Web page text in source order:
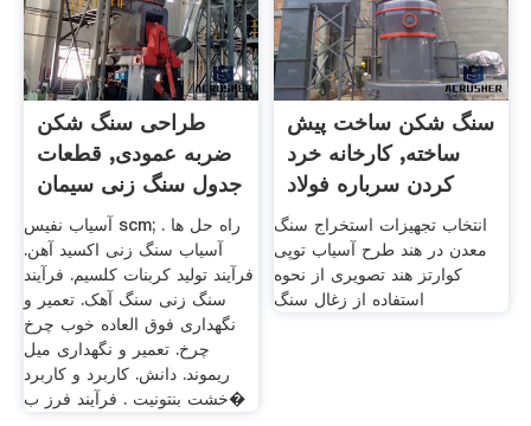
طراحی سنگ شکن
ضربه عمودی, قطعات
جدول سنگ زنی سیمان
آسیاب نفیس scm; راه حل ها .
آسیاب سنگ زنی اکسید آهن.
فرآیند تولید کربنات کلسیم. فرآیند
سنگ زنی سنگ آهک. تعمیر و
نگهداری فوق العاده خوب چرخ
چرخ. تعمیر و نگهداری میل
ریموند. دانش. کاربرد و کاربرد
خشت بنتونیت . فرآیند فرز ب�
سنگ شکن ساخت پیش
ساخته, کارخانه خرد
کردن سرباره فولاد
انتخاب تجهیزات استخراج سنگ
معدن در هند طرح آسیاب توپی
کوارتز هند تصویری از نحوه
استفاده از زغال سنگ